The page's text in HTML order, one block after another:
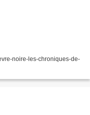
noire-les-chroniques-de-